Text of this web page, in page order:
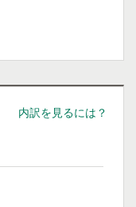
内訳を見るには？